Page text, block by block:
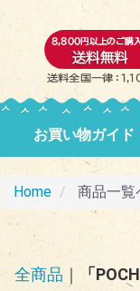
お買い物ガイド
Home 商品一覧
全商品 「